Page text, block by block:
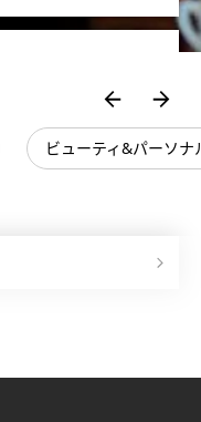
ビューティ&パーソナ